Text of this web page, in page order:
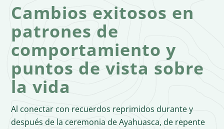
Cambios exitosos en
patrones de
comportamiento y
puntos de vista sobre
la vida
Al conectar con recuerdos reprimidos durante y
después de la ceremonia de Ayahuasca, de repente